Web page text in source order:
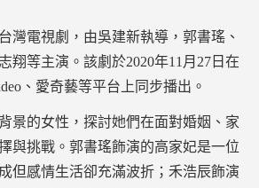
灣電視劇，由吳建新執導，郭書瑤、
翔等主演。該劇於2020年11月27日在
、愛奇藝等平台上同步播出。
景的女性，探討她們在面對婚姻、家
與挑戰。郭書瑤飾演的高家妃是一位
但感情生活卻充滿波折；禾浩辰飾演